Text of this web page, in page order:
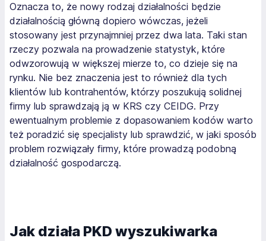
Oznacza to, że nowy rodzaj działalności będzie
działalnością główną dopiero wówczas, jeżeli
stosowany jest przynajmniej przez dwa lata. Taki stan
rzeczy pozwala na prowadzenie statystyk, które
odwzorowują w większej mierze to, co dzieje się na
rynku. Nie bez znaczenia jest to również dla tych
klientów lub kontrahentów, którzy poszukują solidnej
firmy lub sprawdzają ją w KRS czy CEIDG. Przy
ewentualnym problemie z dopasowaniem kodów warto
też poradzić się specjalisty lub sprawdzić, w jaki sposób
problem rozwiązały firmy, które prowadzą podobną
działalność gospodarczą.
Jak działa PKD wyszukiwarka